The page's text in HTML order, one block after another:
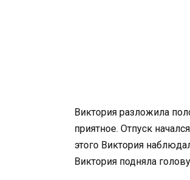
Виктория разложила
приятное. Отпуск
этого Виктория
Виктория подняла